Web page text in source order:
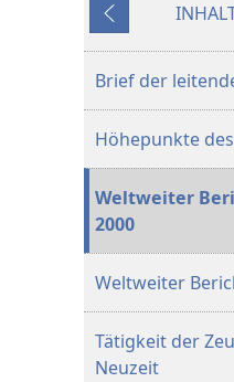
Zurück
Brief der
Höhepunkte
Weltweiter
2000
Weltweiter
Tätigkeit der
Neuzeit